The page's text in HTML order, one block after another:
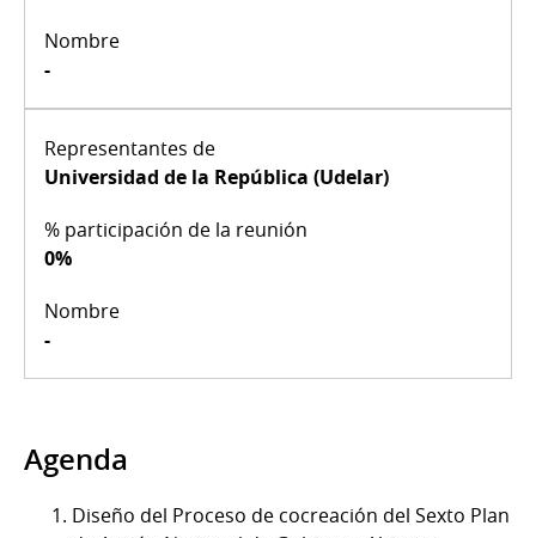
-
Universidad de la República (Udelar)
0%
-
Agenda
Diseño del Proceso de cocreación del Sexto Plan